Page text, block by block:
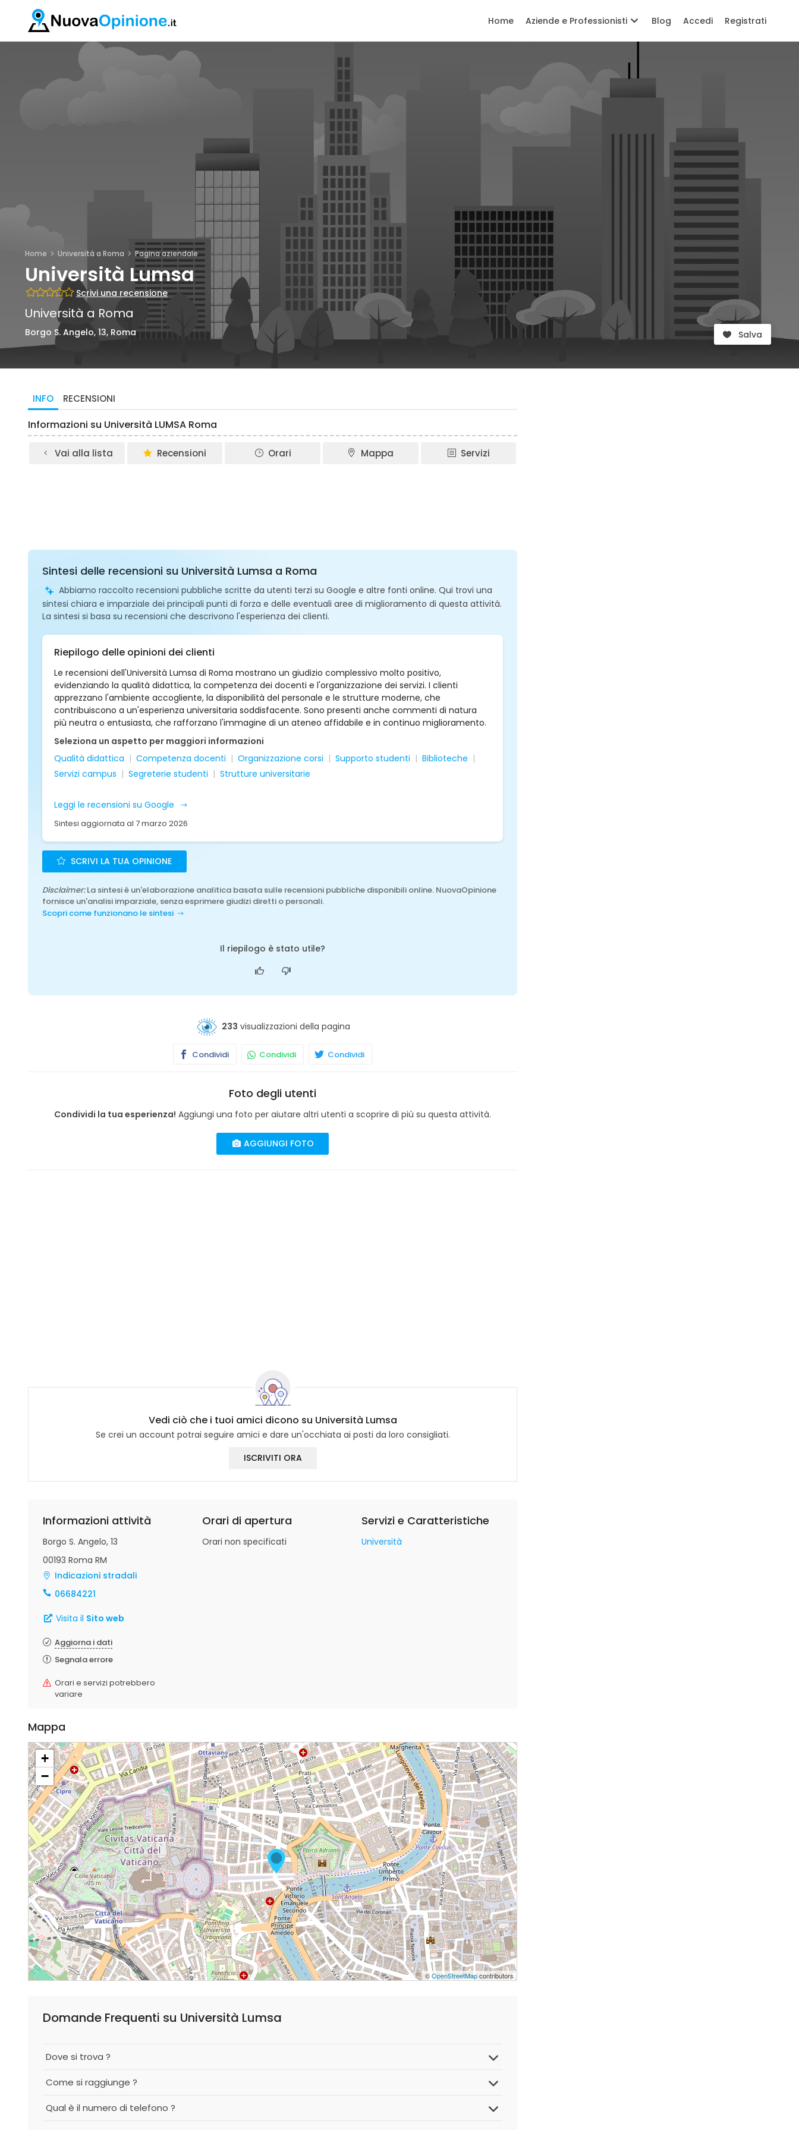
Home Aziende e Professionisti Blog Accedi Registrati
Home Università a Roma Pagina aziendale
Università Lumsa
Scrivi una recensione
Università a Roma
Borgo S. Angelo, 13, Roma Salva
INFO RECENSIONI
Informazioni su Università LUMSA Roma
Vai alla lista Recensioni Orari Mappa Servizi
Sintesi delle recensioni su Università Lumsa a Roma
Abbiamo raccolto recensioni pubbliche scritte da utenti terzi su Google e altre fonti online. Qui trovi una
sintesi chiara e imparziale dei principali punti di forza e delle eventuali aree di miglioramento di questa attività.
La sintesi si basa su recensioni che descrivono l'esperienza dei clienti.
Riepilogo delle opinioni dei clienti
Le recensioni dell'Università Lumsa di Roma mostrano un giudizio complessivo molto positivo,
evidenziando la qualità didattica, la competenza dei docenti e l'organizzazione dei servizi. I clienti
apprezzano l'ambiente accogliente, la disponibilità del personale e le strutture moderne, che
contribuiscono a un'esperienza universitaria soddisfacente. Sono presenti anche commenti di natura
più neutra o entusiasta, che rafforzano l'immagine di un ateneo affidabile e in continuo miglioramento.
Seleziona un aspetto per maggiori informazioni
Qualità didattica
Competenza docenti Organizzazione corsi Supporto studenti
Biblioteche
Servizi campus
Segreterie studenti Strutture universitarie
Leggi le recensioni su Google
Sintesi aggiornata al 7 marzo 2026
SCRIVI LA TUA OPINIONE
Disclaimer:La sintesi è un'elaborazione analitica basata sulle recensioni pubbliche disponibili online. NuovaOpinione
fornisce un'analisi imparziale, senza esprimere giudizi diretti o personali.
Scopri come funzionano le sintesi
Il riepilogo è stato utile?
233 visualizzazioni della pagina
Condividi Condividi Condividi
Foto degli utenti
Condividi la tua esperienza! Aggiungi una foto per aiutare altri utenti a scoprire di più su questa attività.
AGGIUNGI FOTO
Vedi ciò che i tuoi amici dicono su Università Lumsa
Se crei un account potrai seguire amici e dare un'occhiata ai posti da loro consigliati.
ISCRIVITI ORA
Informazioni attività
Borgo S. Angelo, 13
00193 Roma RM
Indicazioni stradali
06684221
Visita il Sito web
Aggiorna i dati
Segnala errore
Orari e servizi potrebbero
variare
Orari di apertura
Orari non specificati
Servizi e Caratteristiche
Università
Mappa
+
−
©OpenStreetMapcontributors
Domande Frequenti su Università Lumsa
Dove si trova ?
Come si raggiunge ?
Qual è il numero di telefono ?